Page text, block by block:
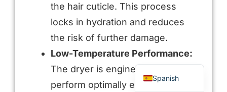
the hair cuticle. This process
locks in hydration and reduces
the risk of further damage.
Low-Temperature Performance:
The dryer is engineered to
perform optimally even on its
Spanish
French
Portuguese
Russian